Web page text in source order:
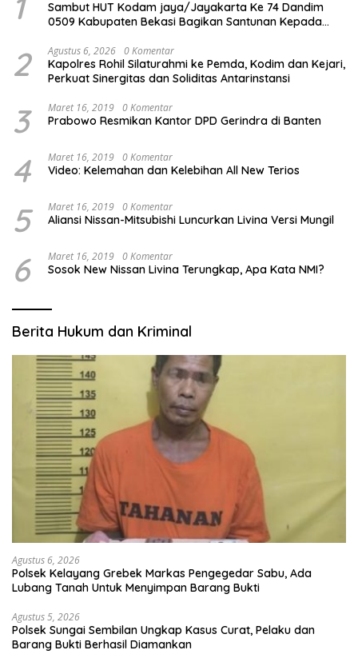
Sambut HUT Kodam jaya/Jayakarta Ke 74 Dandim
0509 Kabupaten Bekasi Bagikan Santunan Kepada
2 Agustus 6, 2026 0 Komentar
Kapolres Rohil Silaturahmi ke Pemda, Kodim dan Kejari,
Perkuat Sinergitas dan Soliditas Antarinstansi
3 Maret 16, 2019 0 Komentar
Prabowo Resmikan Kantor DPD Gerindra di Banten
4 Maret 16, 2019 0 Komentar
Video: Kelemahan dan Kelebihan All New Terios
5 Maret 16, 2019 0 Komentar
Aliansi Nissan-Mitsubishi Luncurkan Livina Versi Mungil
6 Maret 16, 2019 0 Komentar
Sosok New Nissan Livina Terungkap, Apa Kata NMI?
Berita Hukum dan Kriminal
Agustus 6, 2026
Polsek Kelayang Grebek Markas Pengegedar Sabu, Ada
Lubang Tanah Untuk Menyimpan Barang Bukti
Agustus 5, 2026
Polsek Sungai Sembilan Ungkap Kasus Curat, Pelaku dan
Barang Bukti Berhasil Diamankan